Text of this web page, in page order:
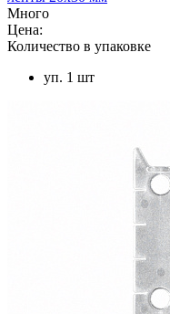
Много
Цена:
Количество в упаковке
уп. 1 шт